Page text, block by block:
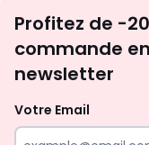
Profitez de -
commande
newsletter
Votre Email